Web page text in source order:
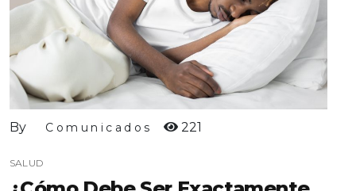
By Comunicados 221
SALUD